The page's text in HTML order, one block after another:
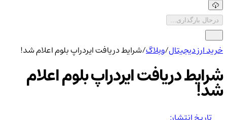
درحال بارگذاری...
خرید ارز دیجیتال/وبلاگ/شرایط دریافت ایردراپ بلوم اعلام شد!
شرایط دریافت ایردراپ بلوم اعلام
شد!